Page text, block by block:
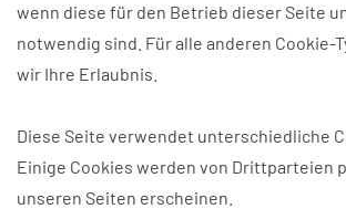
wenn diese für den Betrieb dieser Seite
notwendig sind. Für alle anderen Cookie-
wir Ihre Erlaubnis.
Diese Seite verwendet unterschiedliche
Einige Cookies werden von Drittparteien
unseren Seiten erscheinen.